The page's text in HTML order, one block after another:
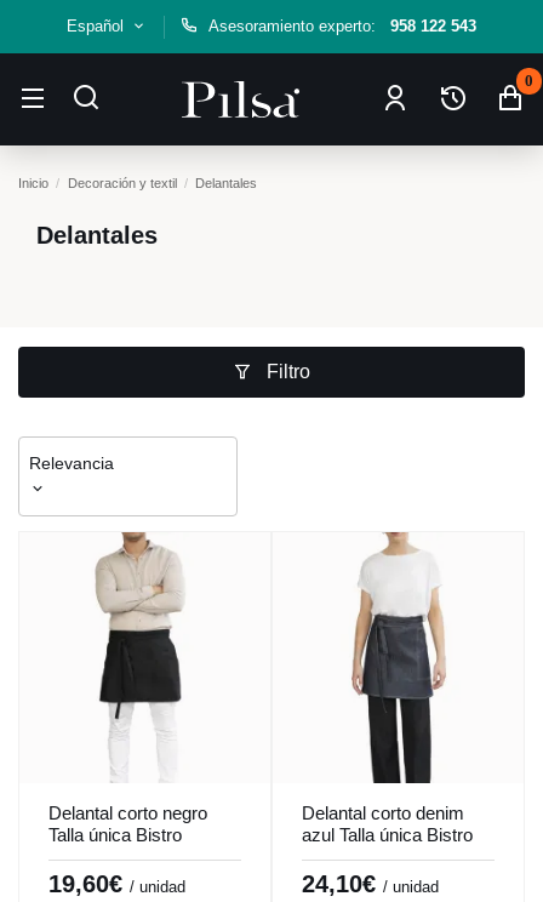
Español Asesoramiento experto: 958 122 543
0
Inicio Decoración y textil Delantales
Delantales
Filtro
Relevancia
Delantal corto negro
Talla única Bistro
Pro.mundi
19,60€ / unidad
Delantal corto denim
azul Talla única Bistro
Pro.mundi
24,10€ / unidad